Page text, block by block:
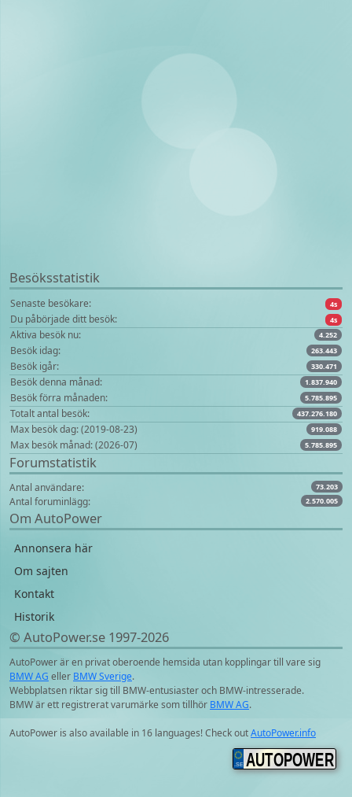
Besöksstatistik
Senaste besökare: 4s
Du påbörjade ditt besök: 4s
Aktiva besök nu: 4.252
Besök idag: 263.443
Besök igår: 330.471
Besök denna månad: 1.837.940
Besök förra månaden: 5.785.895
Totalt antal besök: 437.276.180
Max besök dag: (2019-08-23) 919.088
Max besök månad: (2026-07) 5.785.895
Forumstatistik
Antal användare: 73.203
Antal foruminlägg: 2.570.005
Om AutoPower
Annonsera här
Om sajten
Kontakt
Historik
© AutoPower.se 1997‑2026
AutoPower är en privat oberoende hemsida utan kopplingar till vare sig
BMW AG eller BMW Sverige.
Webbplatsen riktar sig till BMW-entusiaster och BMW-intresserade.
BMW är ett registrerat varumärke som tillhör BMW AG.
AutoPower is also available in 16 languages! Check outAutoPower.info
AUTOPOWER